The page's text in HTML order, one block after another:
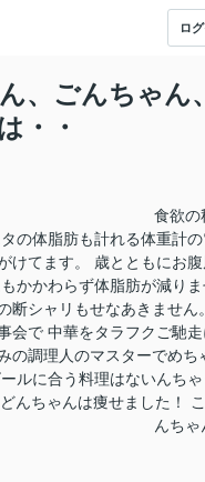
ロ
、ごんちゃん
・・
食欲の
の体脂肪も計れる体重計
けてます。 歳とともにお
かかわらず体脂肪が減り
断シャリもせなあきません
会で 中華をタラフクご馳
の調理人のマスターでめち
ルに合う料理はないんち
んちゃんは痩せました！
んちゃ